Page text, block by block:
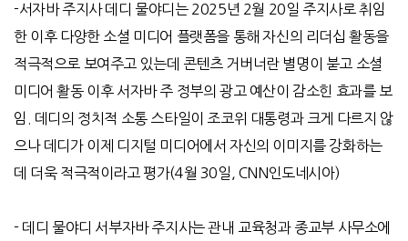
-서자바 주지사 데디 물야디는2025년 2월 20일 주지사로 취임
한 이후 다양한 소셜 미디어 플랫폼을 통해 자신의 리더십 활동을
적극적으로 보여주고 있는데 콘텐츠 거버너란 별명이 붇고 소셜
미디어 활동 이후 서자바 주 정부의 광고 예산이 감소힌 효과를 보
임
데디의 정치적 소통 스타일이 조코위 대통령과 크게 다르지 않
으나 데디가 이제 디지털 미디어에서 자신의 이미지를 강화하는
데 더욱 적극적이라고 평가(4월 30일 , CNN인도네시아)
- 데디 물야디 서부자바 주지사는 관내 교육청과 종교부 사무소에